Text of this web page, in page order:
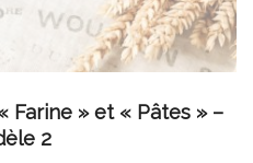
SUITE
Farine » et « Pâtes » –
2